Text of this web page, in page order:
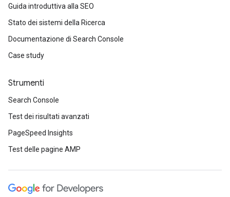
Guida introduttiva alla SEO
Stato dei sistemi della Ricerca
Documentazione di Search Console
Case study
Strumenti
Search Console
Test dei risultati avanzati
PageSpeed Insights
Test delle pagine AMP